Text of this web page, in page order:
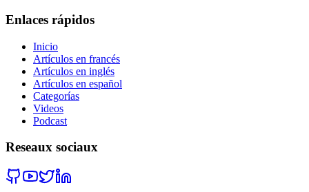
Enlaces rápidos
Inicio
Artículos en francés
Artículos en inglés
Artículos en español
Categorías
Videos
Podcast
Reseaux sociaux